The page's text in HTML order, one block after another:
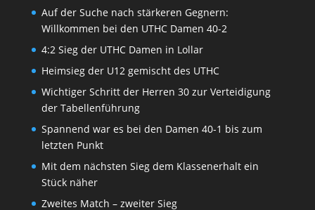
Auf der Suche nach stärkeren Gegnern:
Willkommen bei den UTHC Damen 40-2
4:2 Sieg der UTHC Damen in Lollar
Heimsieg der U12 gemischt des UTHC
Wichtiger Schritt der Herren 30 zur Verteidigung
der Tabellenführung
Spannend war es bei den Damen 40-1 bis zum
letzten Punkt
Mit dem nächsten Sieg dem Klassenerhalt ein
Stück näher
Zweites Match – zweiter Sieg